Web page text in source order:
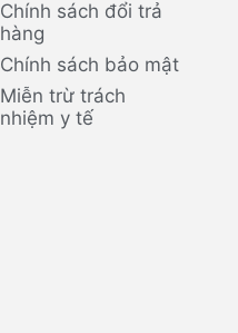
Chính sách đổi trả
hàng
Chính sách bảo mật
Miễn trừ trách
nhiệm y tế